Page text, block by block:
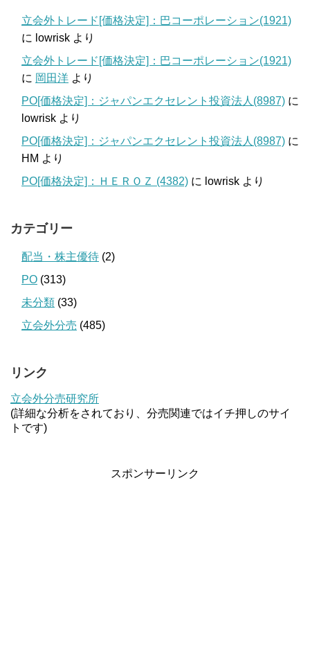
立会外トレード[価格決定]：巴コーポレーション(1921)
に lowrisk より
立会外トレード[価格決定]：巴コーポレーション(1921)
に 岡田洋 より
PO[価格決定]：ジャパンエクセレント投資法人(8987) に
lowrisk より
PO[価格決定]：ジャパンエクセレント投資法人(8987) に
HM より
PO[価格決定]：ＨＥＲＯＺ (4382) に lowrisk より
カテゴリー
配当・株主優待 (2)
PO (313)
未分類 (33)
立会外分売 (485)
リンク
立会外分売研究所
(詳細な分析をされており、分売関連ではイチ押しのサイ
トです)
スポンサーリンク